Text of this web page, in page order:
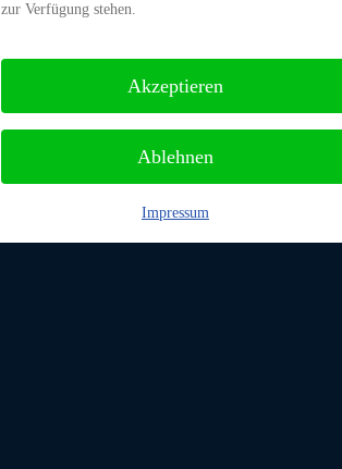
zur Verfügung stehen.
Akzeptieren
Ablehnen
Impressum